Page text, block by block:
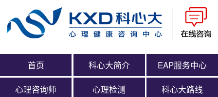
首页 科心大简介 EAP服务中心
心理咨询师 心理检测 科心大路线